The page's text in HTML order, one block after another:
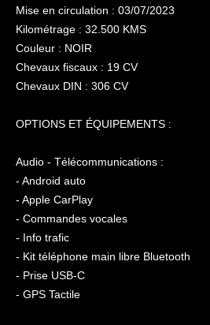
Mise en circulation : 03/07/2023
Kilométrage : 32.500 KMS
Couleur : NOIR
Chevaux fiscaux : 19 CV
Chevaux DIN : 306 CV
OPTIONS ET ÉQUIPEMENTS :
Audio - Télécommunications :
- Android auto
- Apple CarPlay
- Commandes vocales
- Info trafic
- Kit téléphone main libre Bluetooth
- Prise USB-C
- GPS Tactile